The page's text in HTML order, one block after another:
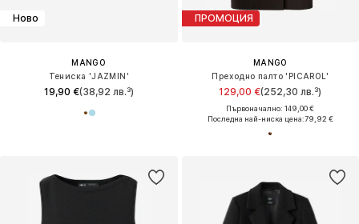
Ново
MANGO
Тениска 'JAZMIN'
19,90 €(38,92 лв.³)
ПРОМОЦИЯ
MANGO
Преходно палто 'PICAROL'
129,00 €(252,30 лв.³)
Първоначално: 149,00 €
Последна най-ниска цена:79,92 €